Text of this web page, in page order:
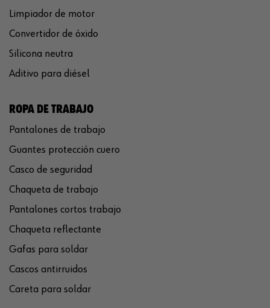
Limpiador de motor
Convertidor de óxido
Silicona neutra
Aditivo para diésel
ROPA DE TRABAJO
Pantalones de trabajo
Guantes protección cuero
Casco de seguridad
Chaqueta de trabajo
Pantalones cortos trabajo
Chaqueta reflectante
Gafas para soldar
Cascos antirruidos
Careta para soldar